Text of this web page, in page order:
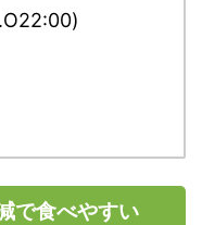
で食べやすい